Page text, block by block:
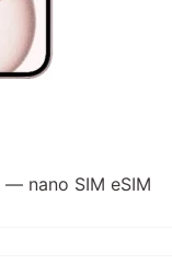
— nano SIM eSIM